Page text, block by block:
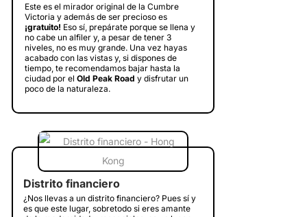
Este es el mirador original de la Cumbre
Victoria y además de ser precioso es
¡gratuito! Eso sí, prepárate porque se llena y
no cabe un alfiler y, a pesar de tener 3
niveles, no es muy grande. Una vez hayas
acabado con las vistas y, si dispones de
tiempo, te recomendamos bajar hasta la
ciudad por el Old Peak Road y disfrutar un
poco de la naturaleza.
Distrito financiero
¿Nos llevas a un distrito financiero? Pues sí y
es que este lugar, sobretodo si eres amante